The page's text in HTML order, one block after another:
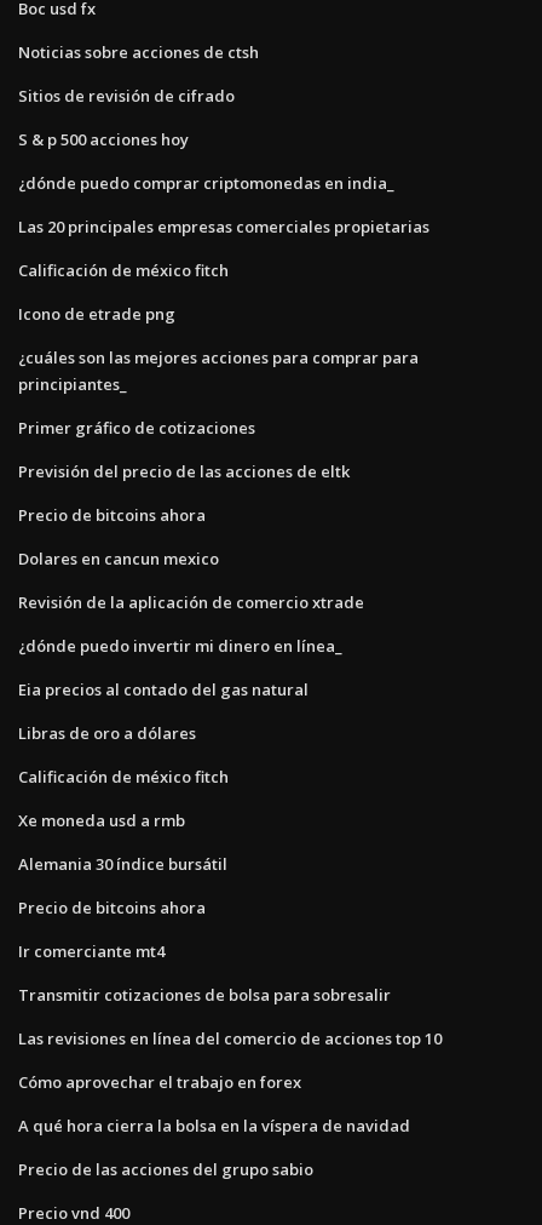
Boc usd fx
Noticias sobre acciones de ctsh
Sitios de revisión de cifrado
S & p 500 acciones hoy
¿dónde puedo comprar criptomonedas en india_
Las 20 principales empresas comerciales propietarias
Calificación de méxico fitch
Icono de etrade png
¿cuáles son las mejores acciones para comprar para
principiantes_
Primer gráfico de cotizaciones
Previsión del precio de las acciones de eltk
Precio de bitcoins ahora
Dolares en cancun mexico
Revisión de la aplicación de comercio xtrade
¿dónde puedo invertir mi dinero en línea_
Eia precios al contado del gas natural
Libras de oro a dólares
Calificación de méxico fitch
Xe moneda usd a rmb
Alemania 30 índice bursátil
Precio de bitcoins ahora
Ir comerciante mt4
Transmitir cotizaciones de bolsa para sobresalir
Las revisiones en línea del comercio de acciones top 10
Cómo aprovechar el trabajo en forex
A qué hora cierra la bolsa en la víspera de navidad
Precio de las acciones del grupo sabio
Precio vnd 400